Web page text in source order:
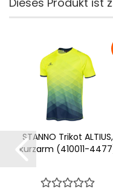
STANNO Trikot ALTIUS,
kurzarm (410011-